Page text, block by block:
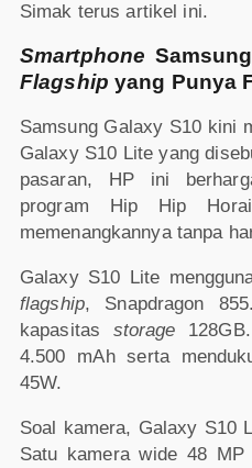
Simak terus artikel ini.
Smartphone
Flagship yang Punya
Samsung Galaxy S10 kini
Galaxy S10 Lite yang
pasaran, HP ini
program Hip Hip
memenangkannya tanpa
Galaxy S10 Lite
flagship, Snapdragon
kapasitas storage
4.500 mAh serta
45W.
Soal kamera, Galaxy S10
Satu kamera wide 48